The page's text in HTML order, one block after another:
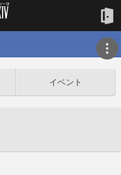
イベント